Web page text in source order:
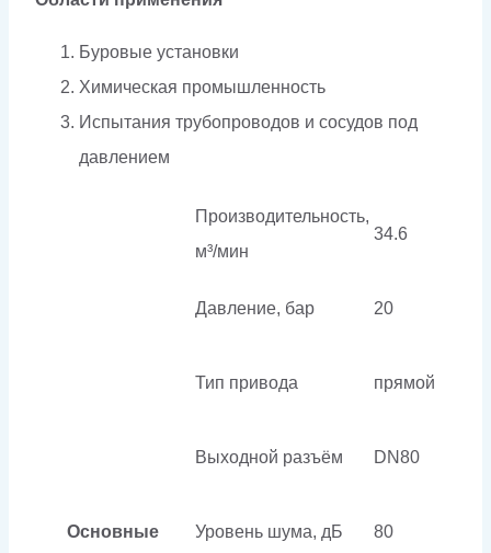
Буровые установки
Химическая промышленность
Испытания трубопроводов и сосудов под
давлением
Основные
Производительность,
м³/мин
34.6
Давление, бар 20
Тип привода прямой
Выходной разъём DN80
Уровень шума, дБ 80